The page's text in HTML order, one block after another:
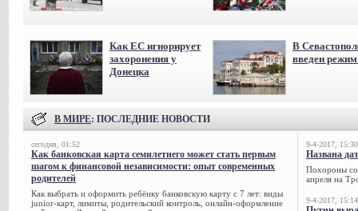
Как ЕС игнорирует
захоронения у
Донецка
В
введен
В МИРЕ: ПОСЛЕДНИЕ НОВОСТИ
сегодня, 01:52
Как банковская карта семилетнего может стать первым
шагом к финансовой независимости: опыт современных
родителей
Как выбрать и оформить ребёнку банковскую карту с 7 лет: виды
junior-карт, лимиты, родительский контроль, онлайн-оформление
9-4-2017, 15:30
Названа
Похороны
апреля на
9-4-2017, 15:14